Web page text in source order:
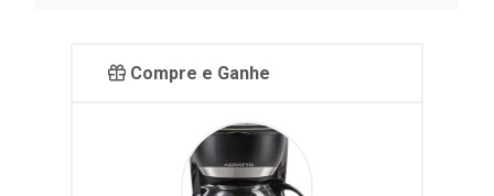
Compre e Ganhe